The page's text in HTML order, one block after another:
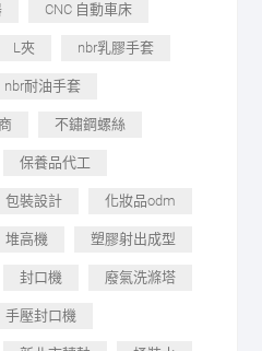
CNC 自動車床
L夾 nbr乳膠手套
nbr耐油手套
不鏽鋼螺絲
保養品代工
包裝設計 化妝品odm
堆高機 塑膠射出成型
封口機 廢氣洗滌塔
手壓封口機